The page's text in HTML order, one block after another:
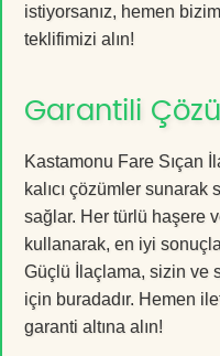
istiyorsanız, hemen
teklifimizi alın!
Garantili
Kastamonu Fare Sıçan
kalıcı çözümler sunarak
sağlar. Her türlü haşere
kullanarak, en iyi
Güçlü İlaçlama, sizin ve
için buradadır. Hemen
garanti altına alın!